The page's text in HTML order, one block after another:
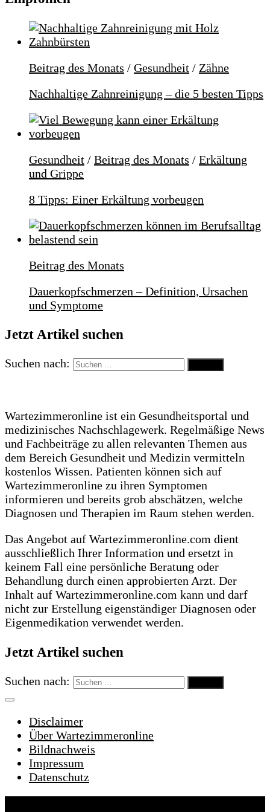
Beitrag des Monats / Gesundheit / Zähne
Nachhaltige Zahnreinigung – die 5 besten Tipps
Gesundheit / Beitrag des Monats / Erkältung
und Grippe
8 Tipps: Einer Erkältung vorbeugen
Beitrag des Monats
Dauerkopfschmerzen – Definition, Ursachen
und Symptome
Jetzt Artikel suchen
Suchen nach:
Wartezimmeronline ist ein Gesundheitsportal und
medizinisches Nachschlagewerk. Regelmäßige News
und Fachbeiträge zu allen relevanten Themen aus
dem Bereich Gesundheit und Medizin vermitteln
kostenlos Wissen. Patienten können sich auf
Wartezimmeronline zu ihren Symptomen
informieren und bereits grob abschätzen, welche
Diagnosen und Therapien im Raum stehen werden.
Das Angebot auf Wartezimmeronline.com dient
ausschließlich Ihrer Information und ersetzt in
keinem Fall eine persönliche Beratung oder
Behandlung durch einen approbierten Arzt. Der
Inhalt auf Wartezimmeronline.com kann und darf
nicht zur Erstellung eigenständiger Diagnosen oder
Eigenmedikation verwendet werden.
Jetzt Artikel suchen
Suchen nach:
Disclaimer
Über Wartezimmeronline
Bildnachweis
Impressum
Datenschutz